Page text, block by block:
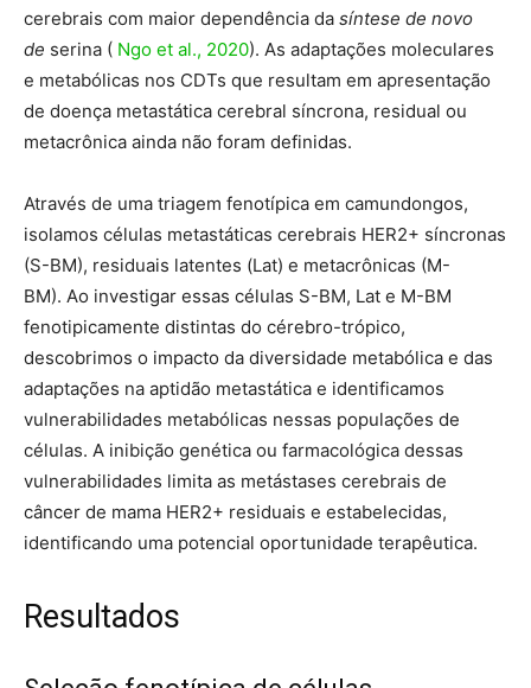
cerebrais com maior dependência da síntese de novo
de serina ( Ngo et al., 2020). As adaptações moleculares
e metabólicas nos CDTs que resultam em apresentação
de doença metastática cerebral síncrona, residual ou
metacrônica ainda não foram definidas.
Através de uma triagem fenotípica em camundongos,
isolamos células metastáticas cerebrais HER2+ síncronas
(S-BM), residuais latentes (Lat) e metacrônicas (M-
BM). Ao investigar essas células S-BM, Lat e M-BM
fenotipicamente distintas do cérebro-trópico,
descobrimos o impacto da diversidade metabólica e das
adaptações na aptidão metastática e identificamos
vulnerabilidades metabólicas nessas populações de
células. A inibição genética ou farmacológica dessas
vulnerabilidades limita as metástases cerebrais de
câncer de mama HER2+ residuais e estabelecidas,
identificando uma potencial oportunidade terapêutica.
Resultados